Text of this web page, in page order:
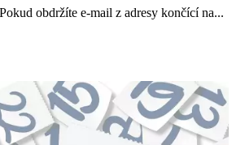
obdržíte e-mail z adresy končící na...